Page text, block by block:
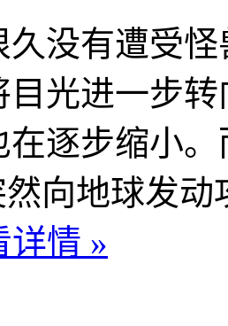
久没有遭受
目光进一步
在逐步缩小
然向地球发
详情 »